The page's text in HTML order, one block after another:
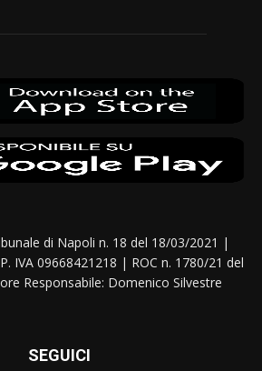
di Napoli n. 18 del 18/03/2021 |
IVA 09668421218 | ROC n. 1780/21 del
Responsabile: Domenico Silvestre
SEGUICI